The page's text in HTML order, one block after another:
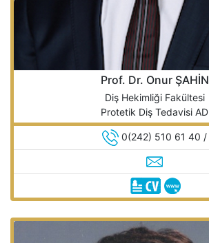
Prof. Dr. Onur ŞAHİN
Diş Hekimliği Fakültesi
Protetik Diş Tedavisi AD
0(242) 510 61 40 /